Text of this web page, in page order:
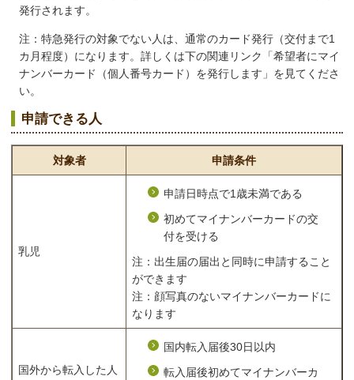
発行されます。
注：特急発行の対象でない人は、通常のカード発行（交付まで1
カ月程度）になります。詳しくは下の関連リンク「希望者にマイ
ナンバーカード（個人番号カード）を発行します」を見てくださ
い。
申請できる人
対象者 申請条件
乳児
申請日時点で1歳未満である
初めてマイナンバーカードの交
付を受ける
注：出生届の届出と同時に申請すること
ができます
注：顔写真のないマイナンバーカードに
なります
国外から転入した人
国内転入届後30日以内
転入届後初めてマイナンバーカ